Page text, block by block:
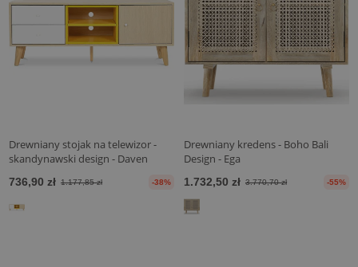
Drewniany stojak na telewizor -
skandynawski design - Daven
736,90 zł 1.177,85 zł -38%
Drewniany kredens - Boho Bali
Design - Ega
1.732,50 zł 3.770,70 zł -55%